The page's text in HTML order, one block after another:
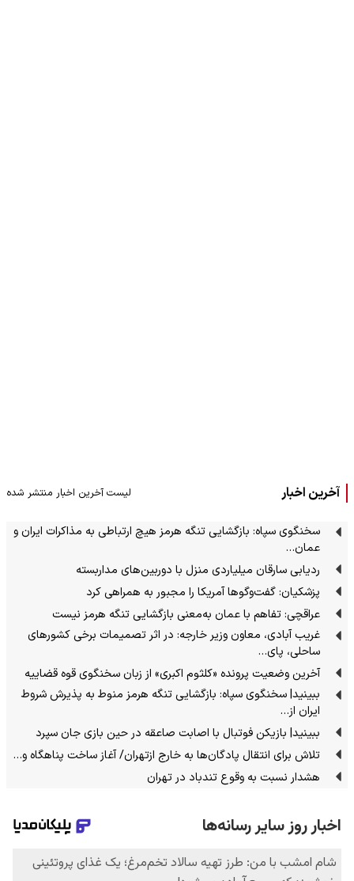
آخرین اخبار لیست آخرین اخبار منتشر شده
سخنگوی سپاه: بازگشایی تنگه هرمز هیچ ارتباطی به مذاکرات ایران و
عمان…
ردیابی سارقان میلیاردی منزل با دوربین‌های مداربسته
پزشکیان: گفت‌وگوها آمریکا را مجبور به همراهی کرد
عراقچی: تفاهم با عمان به‌معنی بازگشایی تنگه هرمز نیست
غریب آبادی، معاون وزیر خارجه: در اثر تصمیمات برخی کشورهای
ساحلی، پای…
آخرین وضعیت پرونده «کلثوم اکبری» از زبان سخنگوی قوه قضاییه
ببینید| سخنگوی سپاه: بازگشایی تنگه هرمز منوط به پذیرش شروط
ایران از…
ببینید| بازیکن فوتبال با اصابت صاعقه در حین بازی جان سپرد
تلاش برای انتقال پادگان‌ها به خارج ازتهران/ آغاز ساخت پناهگاه و…
هشدار نسبت به وقوع تندباد در تهران